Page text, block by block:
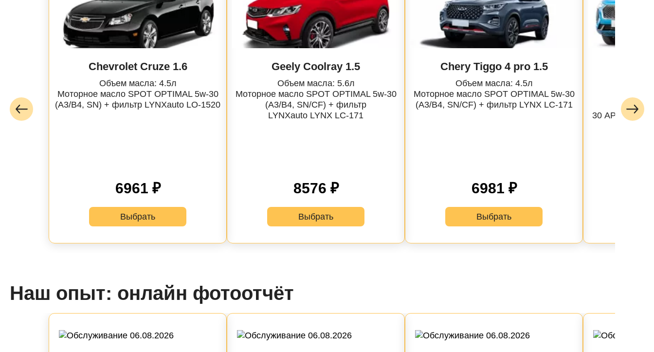
CX-5 (KE) | 12-
CX-5 (KF) | 17-
CX-9 (TC) | 16-
Chevrolet Cruze 1.6
Объем масла: 4.5л
Моторное масло SPOT OPTIMAL 5w-30
(A3/B4, SN) + фильтр LYNXauto LO-1520
6961 ₽
Выбрать
Geely Coolray 1.5
Объем масла: 5.6л
Моторное масло SPOT OPTIMAL 5w-30
(A3/B4, SN/CF) + фильтр
LYNXauto LYNX LC-171
8576 ₽
Выбрать
Chery Tiggo 4 pro 1.5
Объем масла: 4.5л
Моторное масло SPOT OPTIMAL 5w-30
(A3/B4, SN/CF) + фильтр LYNX LC-171
6981 ₽
Выбрать
30 API SP,
Наш опыт: онлайн фотоотчёт